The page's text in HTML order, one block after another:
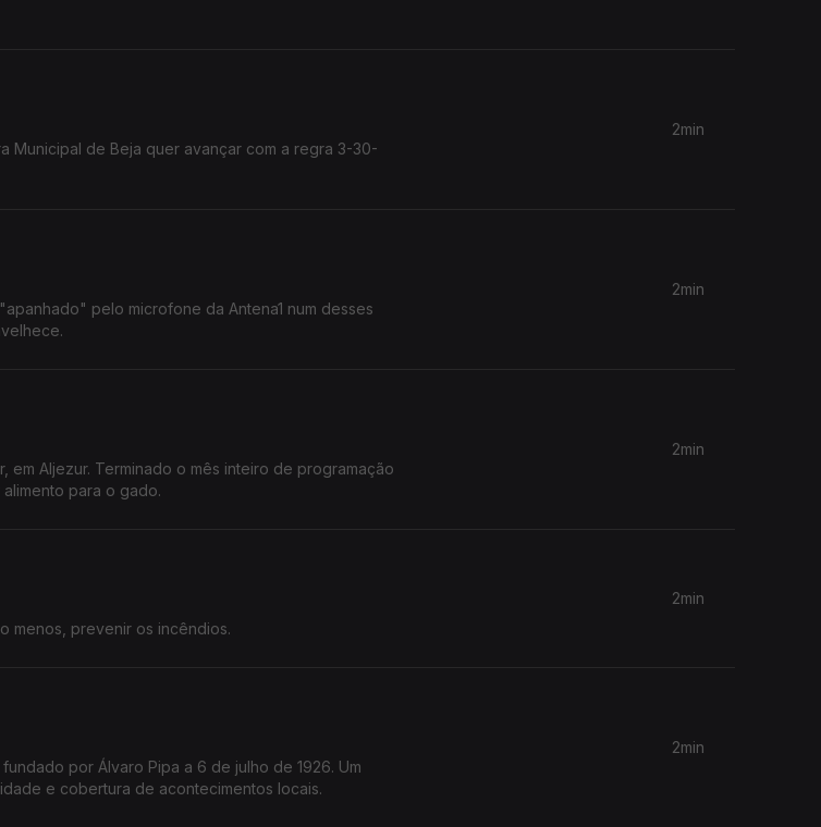
Municipal de Beja quer avançar com a regra 3-30-
2min
2min
em Aljezur. Terminado o mês inteiro de programação
para o gado.
2min
menos, prevenir os incêndios.
2min
por Álvaro Pipa a 6 de julho de 1926. Um
e cobertura de acontecimentos locais.
2min